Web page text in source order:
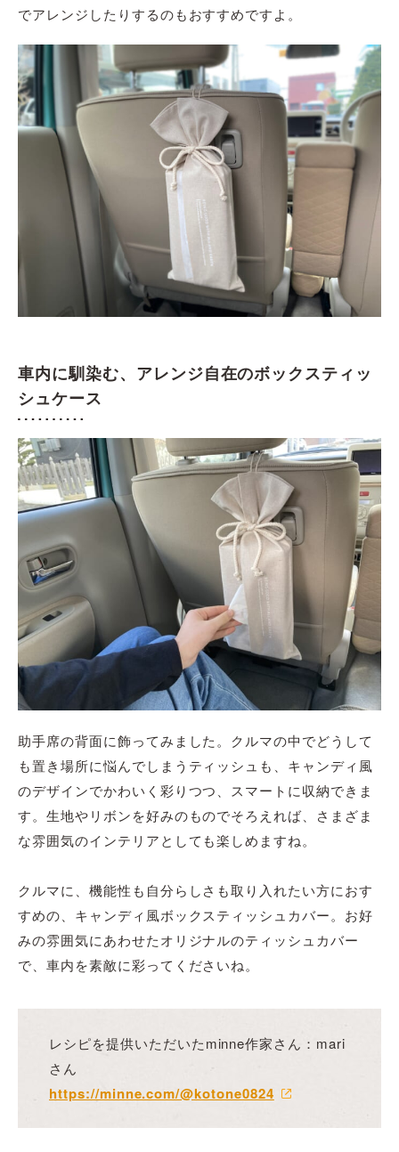
でアレンジしたりするのもおすすめですよ。
車内に馴染む、アレンジ自在のボックスティッ
シュケース
助手席の背面に飾ってみました。クルマの中でどうして
も置き場所に悩んでしまうティッシュも、キャンディ風
のデザインでかわいく彩りつつ、スマートに収納できま
す。生地やリボンを好みのものでそろえれば、さまざま
な雰囲気のインテリアとしても楽しめますね。
クルマに、機能性も自分らしさも取り入れたい方におす
すめの、キャンディ風ボックスティッシュカバー。お好
みの雰囲気にあわせたオリジナルのティッシュカバー
で、車内を素敵に彩ってくださいね。
レシピを提供いただいたminne作家さん：mari
さん
https://minne.com/@kotone0824